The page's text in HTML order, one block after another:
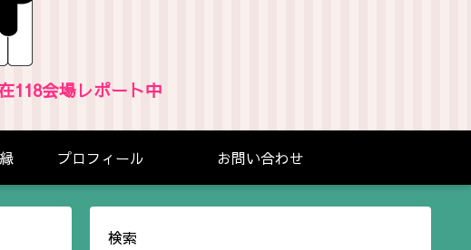
118会場レポート中
プロフィール お問い合わせ
検索